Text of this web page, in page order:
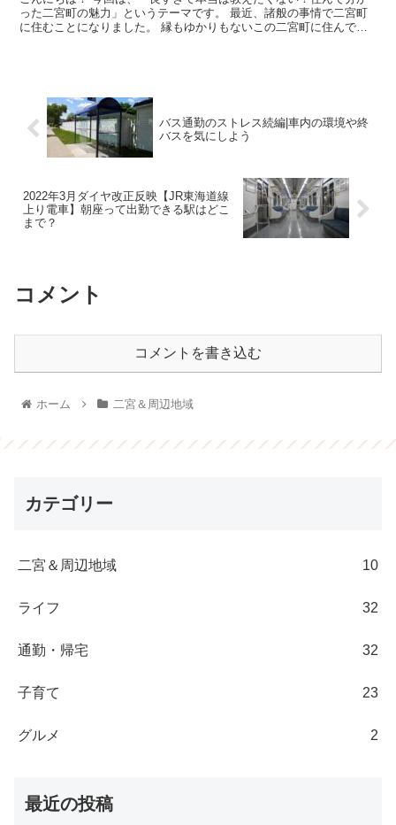
った二宮町の魅力」というテーマです。 最近、諸般の事情で二宮町
に住むことになりました。 縁もゆかりもないこの二宮町に住んで思
バス通勤のストレス続編|車内の環境や終
バスを気にしよう
2022年3月ダイヤ改正反映【JR東海道線
上り電車】朝座って出勤できる駅はどこ
まで？
コメント
コメントを書き込む
ホーム 二宮＆周辺地域
カテゴリー
二宮＆周辺地域 10
ライフ 32
通勤・帰宅 32
子育て 23
グルメ 2
最近の投稿